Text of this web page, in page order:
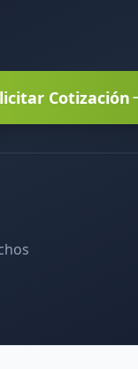
Cotización